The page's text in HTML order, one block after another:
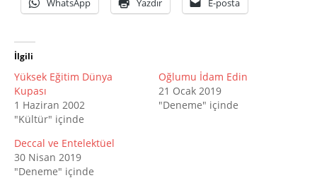
WhatsApp Yazdır E-posta
İlgili
Yüksek Eğitim Dünya
Kupası
1 Haziran 2002
"Kültür" içinde
Oğlumu İdam Edin
21 Ocak 2019
"Deneme" içinde
Deccal ve Entelektüel
30 Nisan 2019
"Deneme" içinde